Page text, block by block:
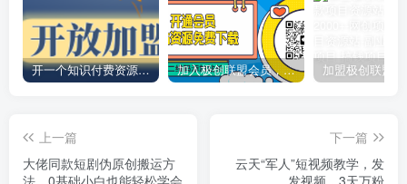
开一个知识付费资源网站，小白也能日入1000+ 加入极创联盟会员，全站资源免费学习。
上一篇
大佬同款短剧伪原创搬运方
法，0基础小白也能轻松学会
下一篇
云天“军人”短视频教学，发
发视频，3天万粉